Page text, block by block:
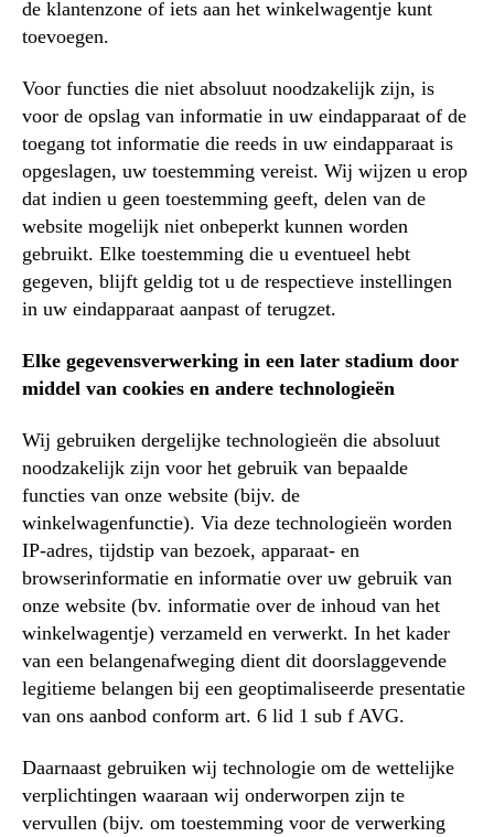
de klantenzone of iets aan het winkelwagentje kunt
toevoegen.
Voor functies die niet absoluut noodzakelijk zijn, is
voor de opslag van informatie in uw eindapparaat of de
toegang tot informatie die reeds in uw eindapparaat is
opgeslagen, uw toestemming vereist. Wij wijzen u erop
dat indien u geen toestemming geeft, delen van de
website mogelijk niet onbeperkt kunnen worden
gebruikt. Elke toestemming die u eventueel hebt
gegeven, blijft geldig tot u de respectieve instellingen
in uw eindapparaat aanpast of terugzet.
Elke gegevensverwerking in een later stadium door
middel van cookies en andere technologieën
Wij gebruiken dergelijke technologieën die absoluut
noodzakelijk zijn voor het gebruik van bepaalde
functies van onze website (bijv. de
winkelwagenfunctie). Via deze technologieën worden
IP-adres, tijdstip van bezoek, apparaat- en
browserinformatie en informatie over uw gebruik van
onze website (bv. informatie over de inhoud van het
winkelwagentje) verzameld en verwerkt. In het kader
van een belangenafweging dient dit doorslaggevende
legitieme belangen bij een geoptimaliseerde presentatie
van ons aanbod conform art. 6 lid 1 sub f AVG.
Daarnaast gebruiken wij technologie om de wettelijke
verplichtingen waaraan wij onderworpen zijn te
vervullen (bijv. om toestemming voor de verwerking